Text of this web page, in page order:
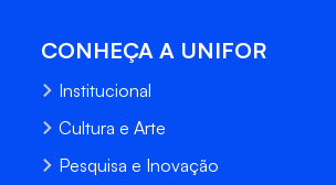
CONHEÇA A UNIFOR
Institucional
Cultura e Arte
Pesquisa e Inovação